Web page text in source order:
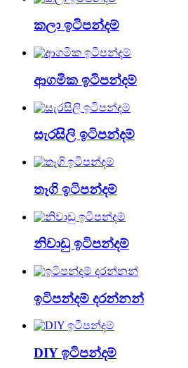
කලා ඉටිපන්දම්
ආගමික ඉටිපන්දම්
සැරසිලි ඉටිපන්දම්
තෑගි ඉටිපන්දම්
නිවාඩු ඉටිපන්දම්
ඉටිපන්දම් දරන්නන්
DIY ඉටිපන්දම්